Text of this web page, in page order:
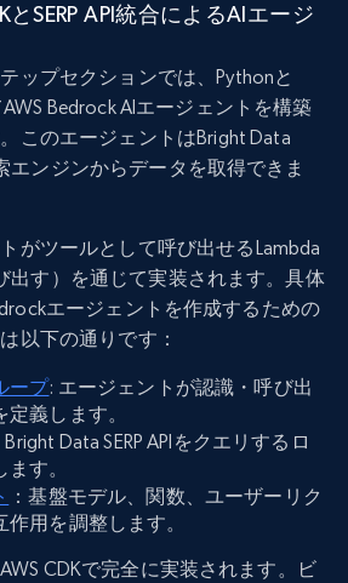
とSERP API統合によるAIエージ
ップセクションでは、Pythonと
Bedrock AIエージェントを構築
このエージェントはBright Data
エンジンからデータを取得できま
がツールとして呼び出せるLambda
出す）を通じて実装されます。具体
エージェントを作成するための
以下の通りです：
ープ: エージェントが認識・呼び出
義します。
Bright Data SERP APIをクエリするロ
す。
：基盤モデル、関数、ユーザーリク
用を調整します。
CDKで完全に実装されます。ビ